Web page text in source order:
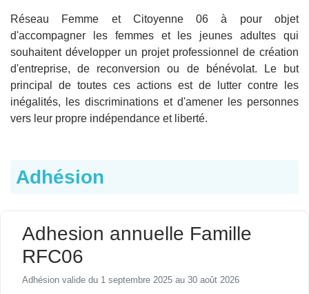
Réseau Femme et Citoyenne 06 à pour objet
d'accompagner les femmes et les jeunes adultes qui
souhaitent développer un projet professionnel de création
d'entreprise, de reconversion ou de bénévolat. Le but
principal de toutes ces actions est de lutter contre les
inégalités, les discriminations et d'amener les personnes
vers leur propre indépendance et liberté.
Adhésion
Adhesion annuelle Famille
RFC06
Adhésion valide du 1 septembre 2025 au 30 août 2026